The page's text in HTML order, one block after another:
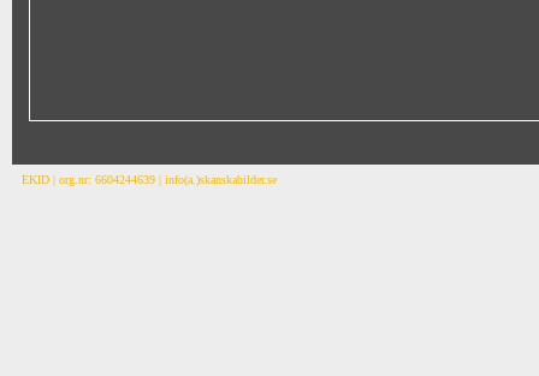
EKID | org.nr: 6604244639 | info(a.)skanskabilder.se